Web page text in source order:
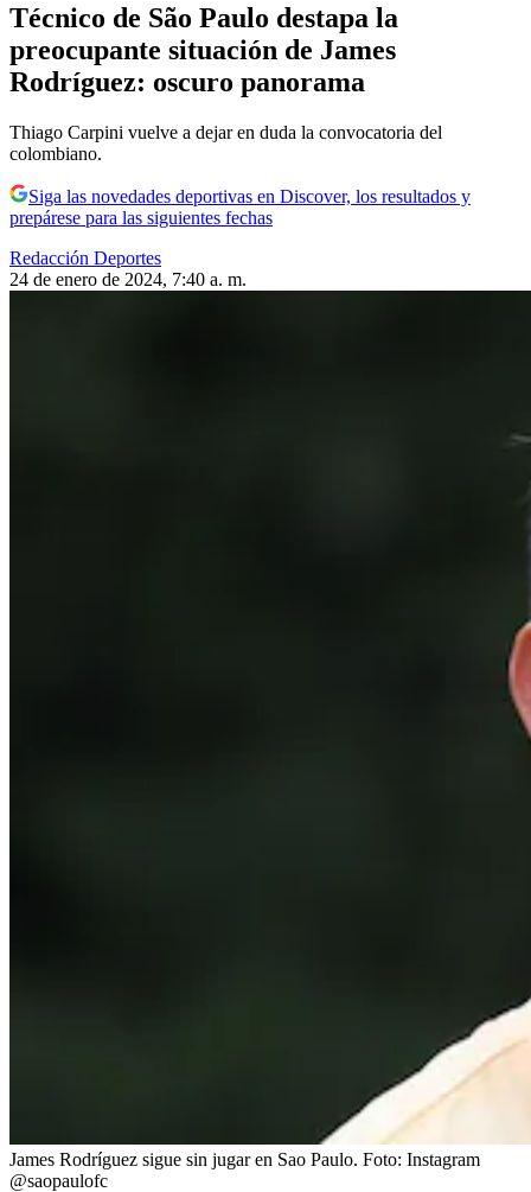
Técnico de São Paulo destapa la
preocupante situación de James
Rodríguez: oscuro panorama
Thiago Carpini vuelve a dejar en duda la convocatoria del
colombiano.
Siga las novedades deportivas en Discover, los resultados y
prepárese para las siguientes fechas
Redacción Deportes
24 de enero de 2024, 7:40 a. m.
James Rodríguez sigue sin jugar en Sao Paulo. Foto: Instagram
@saopaulofc